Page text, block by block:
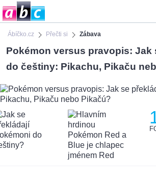
Ábíčko.cz Přečti si Zábava
Pokémon versus pravopis: Jak
do češtiny: Pikachu, Pikaču